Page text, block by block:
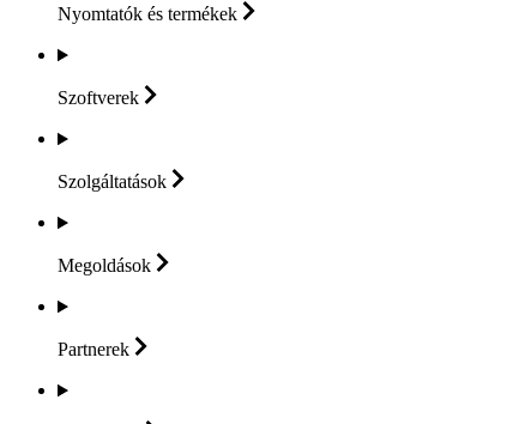
Nyomtatók és termékek
Szoftverek
Szolgáltatások
Megoldások
Partnerek